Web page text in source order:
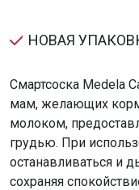
НОВАЯ
Смартсоска Medela
мам, желающих
молоком,
грудью. При
останавливаться и
сохраняя